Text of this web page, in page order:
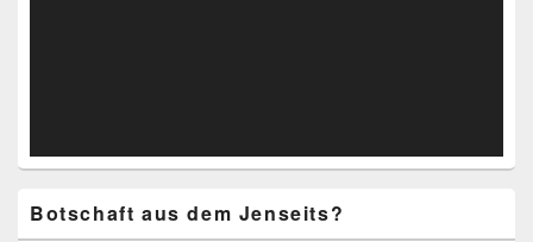
Botschaft aus dem Jenseits?